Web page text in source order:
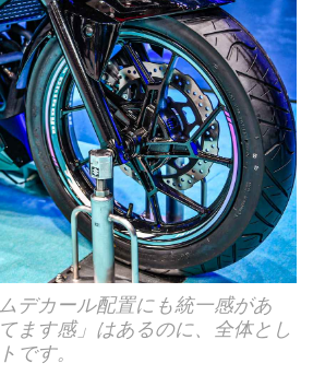
デカール配置にも統一感があ
ます感」はあるのに、全体とし
です。